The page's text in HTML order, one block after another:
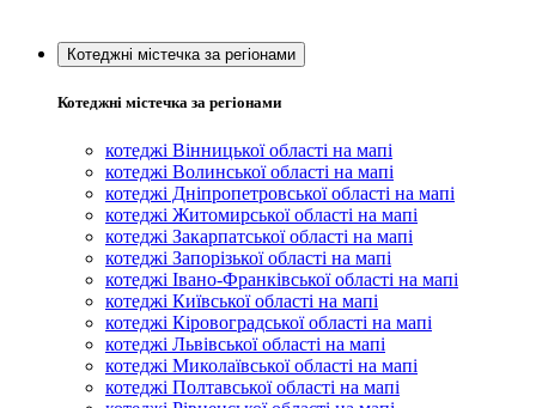
Котеджні містечка за регіонами
Котеджні містечка за регіонами
котеджі Вінницької області на мапі
котеджі Волинської області на мапі
котеджі Дніпропетровської області на мапі
котеджі Житомирської області на мапі
котеджі Закарпатської області на мапі
котеджі Запорізької області на мапі
котеджі Івано-Франківської області на мапі
котеджі Київської області на мапі
котеджі Кіровоградської області на мапі
котеджі Львівської області на мапі
котеджі Миколаївської області на мапі
котеджі Полтавської області на мапі